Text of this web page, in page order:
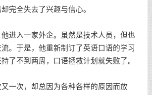
完全失去了兴趣与信心。
入一家外企。虽然是技术人员，但也
。于是，他重新制订了英语口语的学习
了不到两周，口语拯救计划就失败了。
次，却总因为各种各样的原因而放